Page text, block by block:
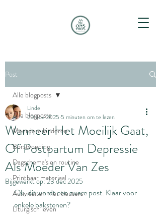
Post
Alle blogposts
Meerdere kinderen
Borstvoeding
Dagschema's en routine
Printbaar materiaal
Activiteiten met kleuters
Liturgisch leven
Alle blogposts
Wanneer Het Moeilijk Gaat,
Of Postpartum Depressie
Als Moeder Van Zes
Linde
20 nov 2025 5 minuten om te lezen
Bijgewerkt op:23 dec 2025
Ok, dit wordt een zware post. Klaar voor
enkele bakstenen?